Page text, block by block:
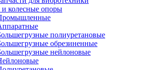
и колесные опоры
полиуретановые
обрезиненные
нейлоновые